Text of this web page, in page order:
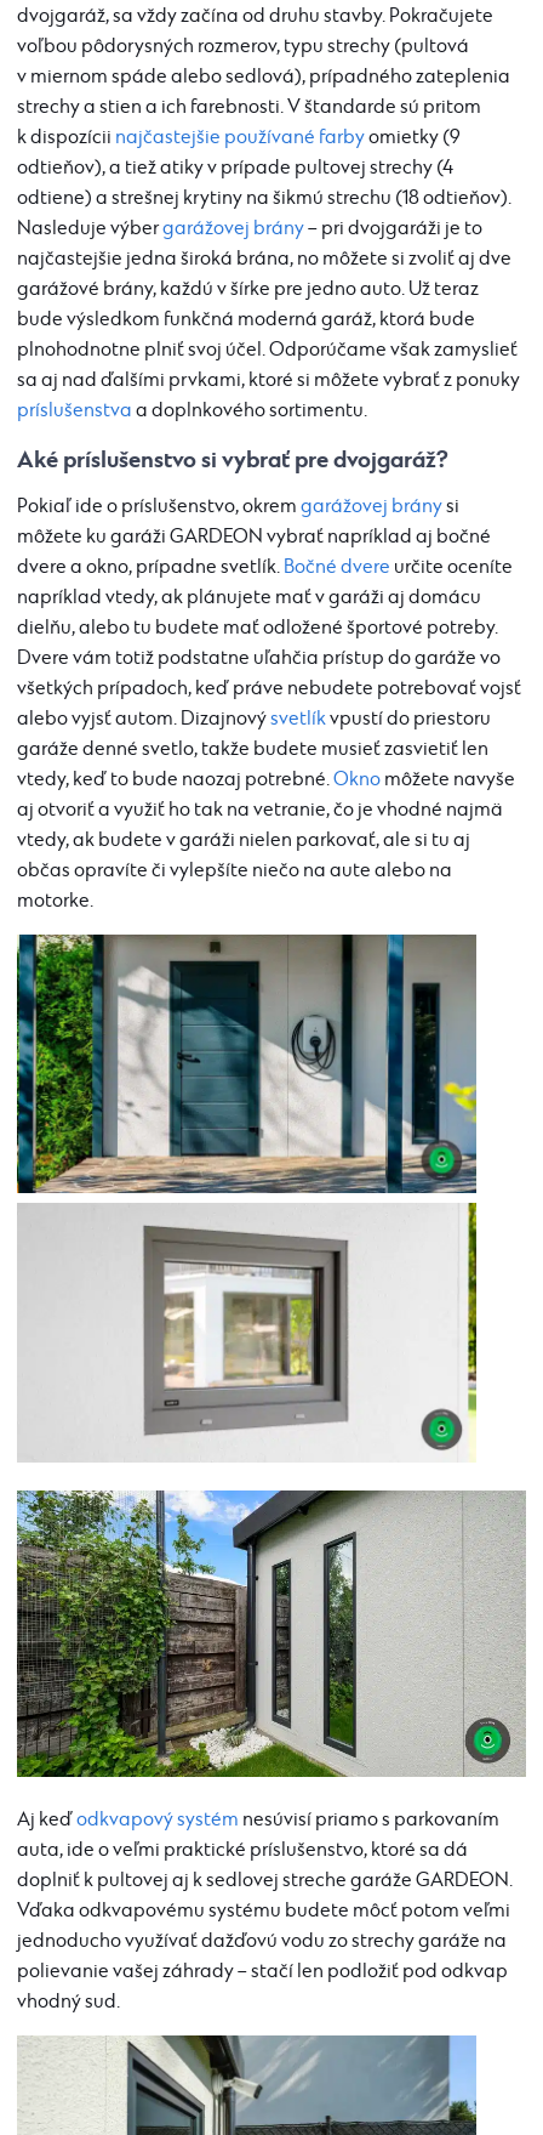
dvojgaráž, sa vždy začína od druhu stavby. Pokračujete
voľbou pôdorysných rozmerov, typu strechy (pultová
v miernom spáde alebo sedlová), prípadného zateplenia
strechy a stien a ich farebnosti. V štandarde sú pritom
k dispozícii najčastejšie používané farbyomietky (9
odtieňov), a tiež atiky v prípade pultovej strechy (4
odtiene) a strešnej krytiny na šikmú strechu (18 odtieňov).
Nasleduje výbergarážovej brány– pri dvojgaráži je to
najčastejšie jedna široká brána, no môžete si zvoliť aj dve
garážové brány, každú v šírke pre jedno auto. Už teraz
bude výsledkom funkčná moderná garáž, ktorá bude
plnohodnotne plniť svoj účel. Odporúčame však zamyslieť
sa aj nad ďalšími prvkami, ktoré si môžete vybrať z ponuky
príslušenstva a doplnkového sortimentu.
Aké príslušenstvo si vybrať pre dvojgaráž?
Pokiaľ ide o príslušenstvo, okrem garážovej bránysi
môžete ku garáži GARDEON vybrať napríklad aj bočné
dvere a okno, prípadne svetlík. Bočné dvere určite oceníte
napríklad vtedy, ak plánujete mať v garáži aj domácu
dielňu, alebo tu budete mať odložené športové potreby.
Dvere vám totiž podstatne uľahčia prístup do garáže vo
všetkých prípadoch, keď práve nebudete potrebovať vojsť
alebo vyjsť autom. Dizajnovýsvetlíkvpustí do priestoru
garáže denné svetlo, takže budete musieť zasvietiť len
vtedy, keď to bude naozaj potrebné.Okno môžete navyše
aj otvoriť a využiť ho tak na vetranie, čo je vhodné najmä
vtedy, ak budete v garáži nielen parkovať, ale si tu aj
občas opravíte či vylepšíte niečo na aute alebo na
motorke.
Aj keďodkvapový systém nesúvisí priamo s parkovaním
auta, ide o veľmi praktické príslušenstvo, ktoré sa dá
doplniť k pultovej aj k sedlovej streche garáže GARDEON.
Vďaka odkvapovému systému budete môcť potom veľmi
jednoducho využívať dažďovú vodu zo strechy garáže na
polievanie vašej záhrady – stačí len podložiť pod odkvap
vhodný sud.